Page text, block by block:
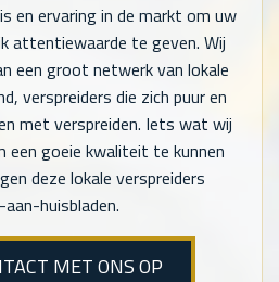
en ervaring in de markt om uw
attentiewaarde te geven. Wij
een groot netwerk van lokale
verspreiders die zich puur en
met verspreiden. Iets wat wij
een goeie kwaliteit te kunnen
deze lokale verspreiders
huisbladen.
MET ONS OP